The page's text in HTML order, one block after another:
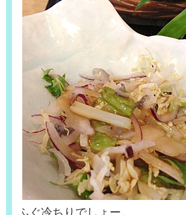
ふぐ冷ちりでしょー。